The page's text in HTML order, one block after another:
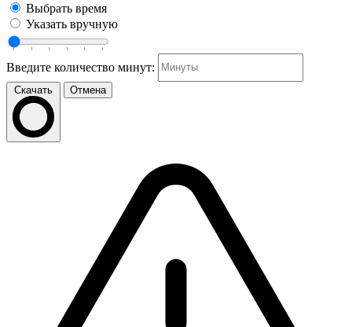
Выбрать время
Указать вручную
Введите количество минут:
Скачать Отмена